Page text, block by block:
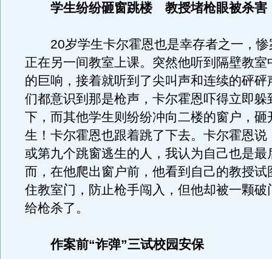
学生纷纷砸窗跳楼 教授堵枪眼被杀害
20岁学生卡尔霍恩也是幸存者之一，惨
正在另一间教室上课。突然他听到隔壁教室
的巨响，接着就听到了尖叫声和连续的砰砰
们都意识到那是枪声，卡尔霍恩吓得立即躲
下，而其他学生则纷纷冲向二楼的窗户，砸
生！卡尔霍恩也跟着跳了下去。卡尔霍恩说
或第九个跳窗逃生的人，我认为自己也是最
而，在他爬出窗户前，他看到自己的教授试
住教室门，防止枪手闯入，但他却被一颗破
给枪杀了。
作案前“诈弹”三试校园安保